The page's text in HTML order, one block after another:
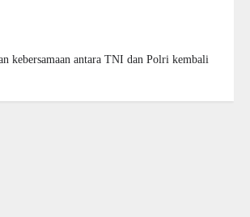
kebersamaan antara TNI dan Polri kembali